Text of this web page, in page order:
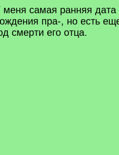
меня самая ранняя дата
пра-, но есть
смерти его отца.